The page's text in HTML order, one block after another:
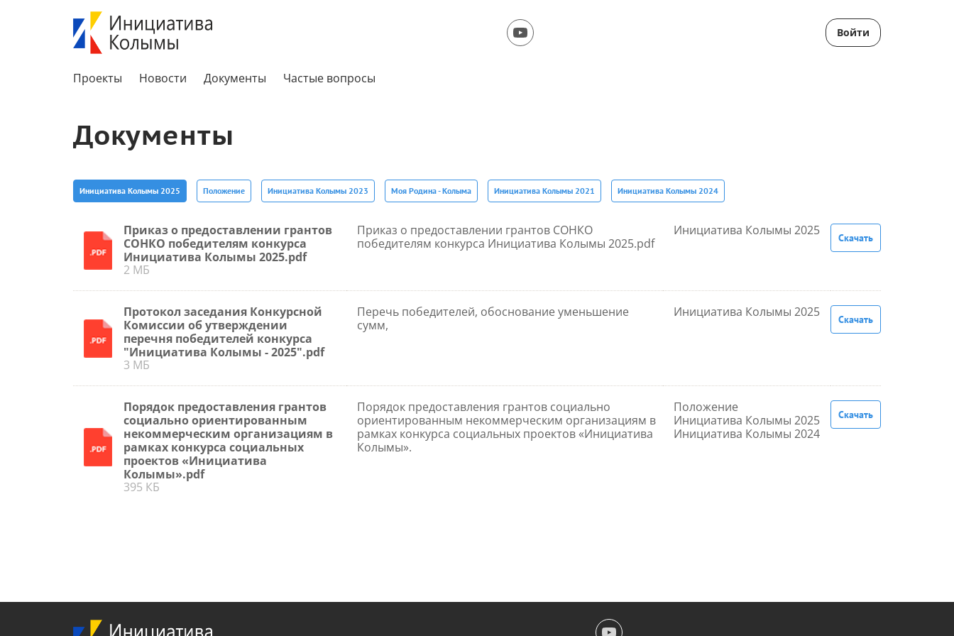
Войти
Проекты Новости Документы Частые вопросы
Документы
Инициатива Колымы 2025 Положение Инициатива Колымы 2023 Моя Родина - Колыма Инициатива Колымы 2021 Инициатива Колымы 2024
Приказ о предоставлении грантов
СОНКО победителям конкурса
Инициатива Колымы 2025.pdf
2 МБ
Приказ о предоставлении грантов СОНКО
победителям конкурса Инициатива Колымы 2025.pdf
Инициатива Колымы 2025 Скачать
Протокол заседания Конкурсной
Комиссии об утверждении
перечня победителей конкурса
"Инициатива Колымы - 2025".pdf
3 МБ
Перечь победителей, обоснование уменьшение
сумм,
Инициатива Колымы 2025 Скачать
Порядок предоставления грантов
социально ориентированным
некоммерческим организациям в
рамках конкурса социальных
проектов «Инициатива
Колымы».pdf
395 КБ
Порядок предоставления грантов социально
ориентированным некоммерческим организациям в
рамках конкурса социальных проектов «Инициатива
Колымы».
Положение
Инициатива Колымы 2025
Инициатива Колымы 2024
Скачать